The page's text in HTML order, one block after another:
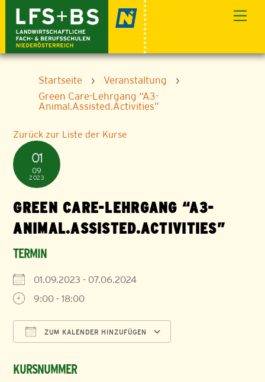
content
Startseite › Veranstaltung
›
Green Care-Lehrgang “A3-
Animal.Assisted.Activities”
Zurück zur Liste der Kurse
01
09
2023
GREEN CARE-LEHRGANG “A3-
ANIMAL.ASSISTED.ACTIVITIES”
TERMIN
01.09.2023 - 07.06.2024
9:00 - 18:00
ZUM KALENDER HINZUFÜGEN
KURSNUMMER